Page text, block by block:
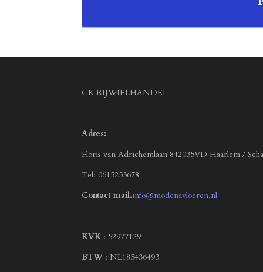
CK RIJWIELHANDEL
Adres:
Floris van Adrichemlaan 842035VD Haarlem /
Tel: 0615253678
Contact mail.info@modenavloeren.nl
KVK : 52977129
BTW : NL185436493